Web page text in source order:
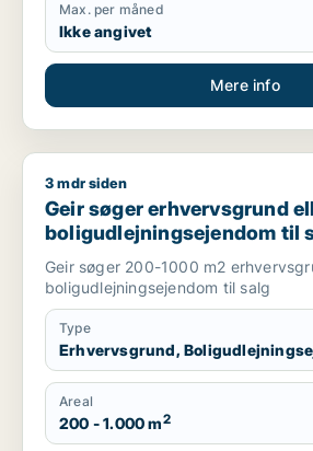
Max. per måned
Ikke angivet
Mere info
Geir søger erhvervsgrund eller
3 mdr siden
Geir søger erhvervsgrund
boligudlejningsejendom til
Nordsjælland
Geir søger 200-1000 m2
boligudlejningsejendom til salg
Type
Erhvervsgrund,
Areal
200 - 1.000 m2